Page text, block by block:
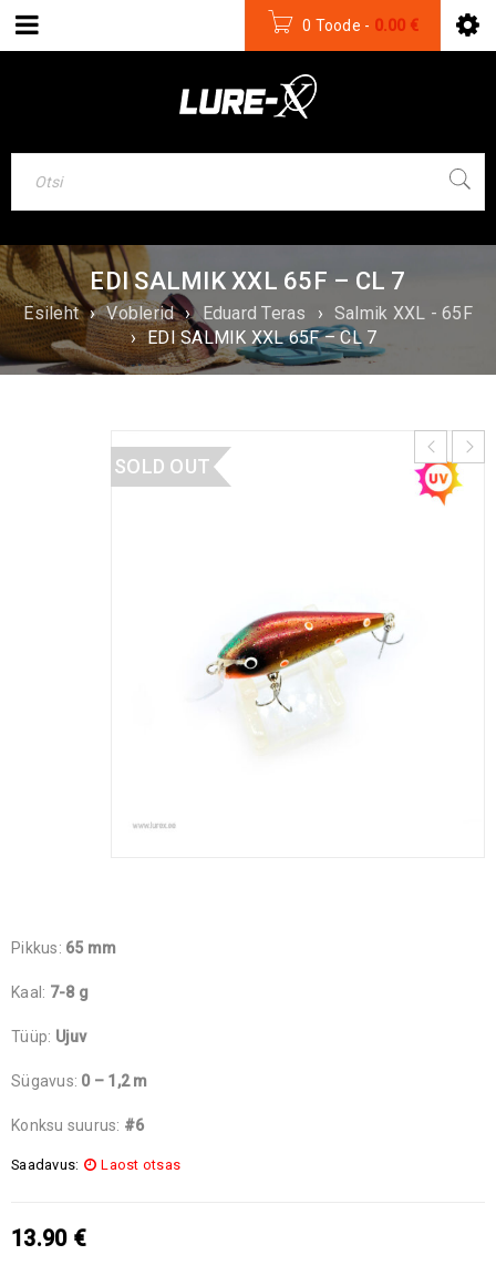
0 Toode - 0.00 €
EDI SALMIK XXL 65F – CL 7
Esileht › Voblerid › Eduard Teras › Salmik XXL - 65F
› EDI SALMIK XXL 65F – CL 7
SOLD OUT
Pikkus: 65 mm
Kaal: 7-8 g
Tüüp: Ujuv
Sügavus: 0 – 1,2 m
Konksu suurus: #6
Saadavus: Laost otsas
13.90 €